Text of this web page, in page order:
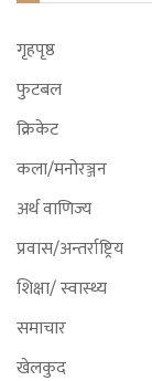
गृहपृष्ठ
फुटबल
क्रिकेट
कला/मनोरञ्जन
अर्थ वाणिज्य
प्रवास/अन्तर्राष्ट्रिय
शिक्षा/ स्वास्थ्य
समाचार
खेलकुद